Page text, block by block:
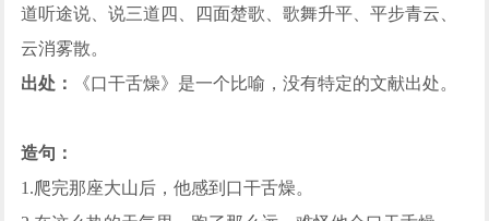
道听途说、说三道四、四面楚歌、歌舞升平、平步青云、
云消雾散。
出处：
《口干舌燥》是一个比喻，没有特定的文献出处。
造句：
1.爬完那座大山后，他感到口干舌燥。